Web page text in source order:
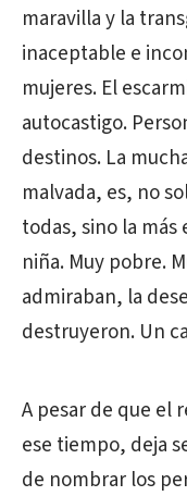
maravilla y la
inaceptable e
mujeres. El
autocastigo.
destinos. La
malvada, es, no
todas, sino la más
niña. Muy pobre.
admiraban, la
destruyeron. Un
A pesar de que el
ese tiempo, deja
de nombrar los